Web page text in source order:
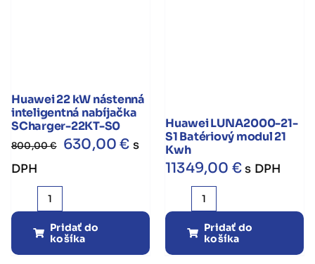
Huawei 22 kW nástenná
inteligentná nabíjačka
SCharger-22KT-S0
800,00€
Pôvodná
bola:
800,00 €.
630,00€Aktuálna
630,00 €.
s
DPH
množstvo
Huawei
22
kW
Pridať do
košíka
Huawei LUNA2000-21-
S1 Batériový modul 21
Kwh
11349,00 € s DPH
množstvo
Huawei
LUNA2000-
21-
Pridať do
košíka